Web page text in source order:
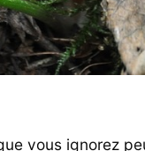
vous ignorez